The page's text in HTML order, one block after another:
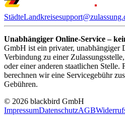
StädteLandkreise
Unabhängiger Online-Service –
GmbH ist ein privater, unabhängiger
Verbindung zu einer
oder einer anderen staatlichen Stelle.
berechnen wir eine Servicegebühr
Gebühren.
© 2026 blackbird GmbH
ImpressumDatenschutzAGB